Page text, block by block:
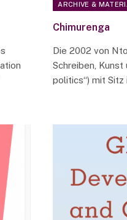
ARCHIVE &
Chimurenga
Die 2002 von
Schreiben,
politics“) mit